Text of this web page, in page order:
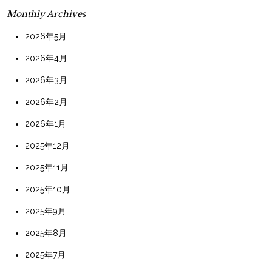
Monthly Archives
2026年5月
2026年4月
2026年3月
2026年2月
2026年1月
2025年12月
2025年11月
2025年10月
2025年9月
2025年8月
2025年7月